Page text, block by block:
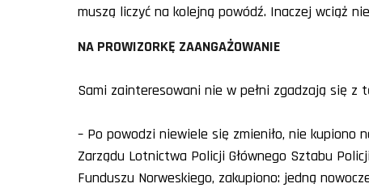
muszą liczyć na kolejną powódź. Inaczej wciąż
NA PROWIZORKĘ ZAANGAŻOWANIE
Sami zainteresowani nie w pełni zgadzają się z
– Po powodzi niewiele się zmieniło, nie kupiono
Zarządu Lotnictwa Policji Głównego Sztabu
Funduszu Norweskiego, zakupiono: jedną